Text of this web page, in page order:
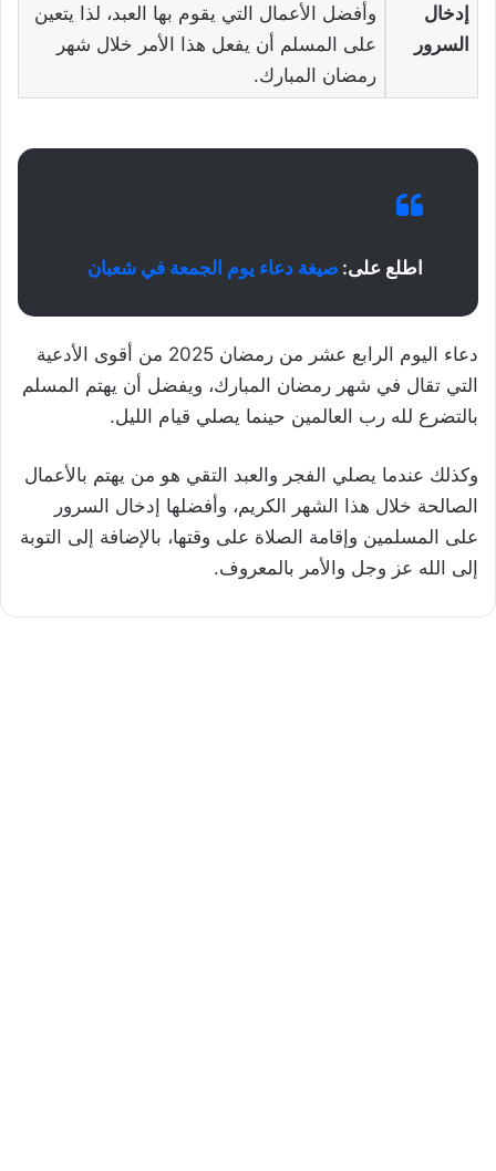
إدخال
السرور
وأفضل الأعمال التي يقوم بها العبد، لذا يتعين
على المسلم أن يفعل هذا الأمر خلال شهر
رمضان المبارك.
اطلع على: صيغة دعاء يوم الجمعة في شعبان
دعاء اليوم الرابع عشر من رمضان 2025 من أقوى الأدعية
التي تقال في شهر رمضان المبارك، ويفضل أن يهتم المسلم
بالتضرع لله رب العالمين حينما يصلي قيام الليل.
وكذلك عندما يصلي الفجر والعبد التقي هو من يهتم بالأعمال
الصالحة خلال هذا الشهر الكريم، وأفضلها إدخال السرور
على المسلمين وإقامة الصلاة على وقتها، بالإضافة إلى التوبة
إلى الله عز وجل والأمر بالمعروف.